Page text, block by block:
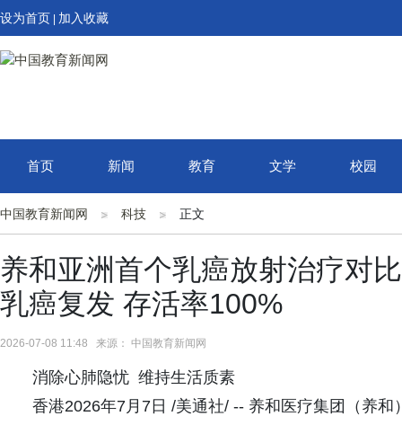
设为首页 加入收藏
首页 新闻 教育 文学 校园
中国教育新闻网 科技 正文
养和亚洲首个乳癌放射治疗对
乳癌复发 存活率100%
2026-07-08 11:48 来源： 中国教育新闻网
消除心肺隐忧 维持生活质素
香港2026年7月7日 /美通社/ -- 养和医疗集团（养